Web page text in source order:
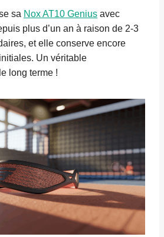
sa Nox AT10 Genius avec
plus d’un an à raison de 2-3
et elle conserve encore
Un véritable
long terme !